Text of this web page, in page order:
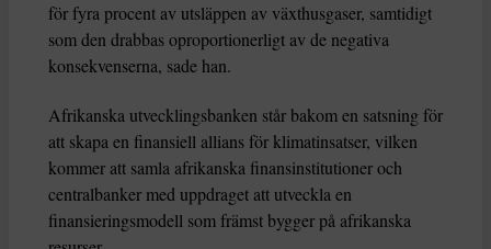
för fyra procent av utsläppen av växthusgaser, samtidigt
som den drabbas oproportionerligt av de negativa
konsekvenserna, sade han.
Afrikanska utvecklingsbanken står bakom en satsning för
att skapa en finansiell allians för klimatinsatser, vilken
kommer att samla afrikanska finansinstitutioner och
centralbanker med uppdraget att utveckla en
finansieringsmodell som främst bygger på afrikanska